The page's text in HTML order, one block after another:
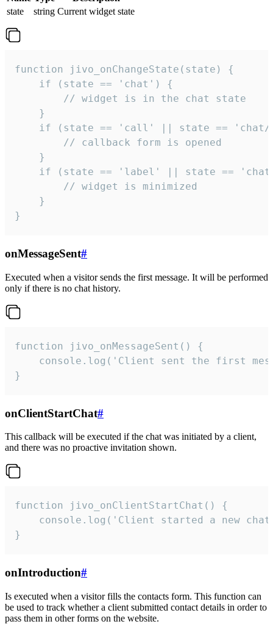
state
string Current widget state
function jivo_onChangeState(state) {
    if (state == 'chat') {
        // widget is in the chat state
    }
if (state == 'call' || state ==
        // callback form is opened
    }
if (state == 'label' || state ==
        // widget is minimized
    }
}
onMessageSent#
Executed when a visitor sends the first message. It will be performed
only if there is no chat history.
function jivo_onMessageSent() {
console.log('Client sent the first
}
onClientStartChat#
This callback will be executed if the chat was initiated by a client,
and there was no proactive invitation shown.
function jivo_onClientStartChat() {
console.log('Client started a new
}
onIntroduction#
Is executed when a visitor fills the contacts form. This function can
be used to track whether a client submitted contact details in order to
pass them in other forms on the website.